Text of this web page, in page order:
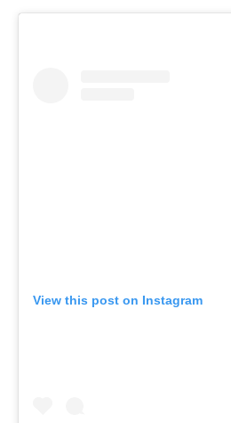
View this post on Instagram